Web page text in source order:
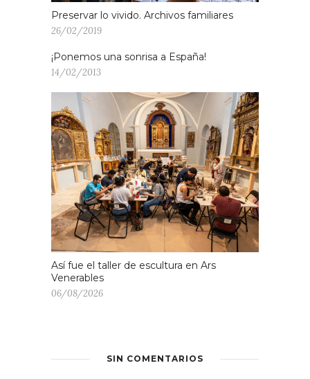
Preservar lo vivido. Archivos familiares
26/02/2019
¡Ponemos una sonrisa a España!
14/02/2013
Así fue el taller de escultura en Ars
Venerables
06/08/2026
SIN COMENTARIOS